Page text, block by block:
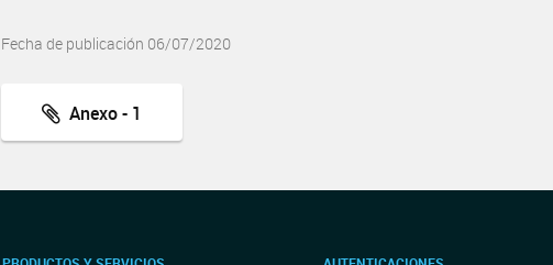
Fecha de publicación 06/07/2020
Anexo - 1